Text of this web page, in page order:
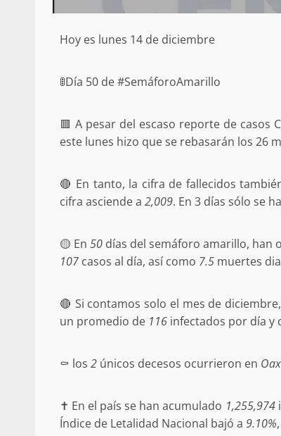
Hoy es lunes 14 de diciembre
🚦Día 50 de #SemáforoAmarillo
🟥 A pesar del escaso reporte de casos
este lunes hizo que se rebasarán los 26
🔴 En tanto, la cifra de fallecidos
cifra asciende a 2,009. En 3 días sólo se
🟡 En50 días del semáforo amarillo, han
107 casos al día, así como 7.5 muertes
🔴 Si contamos solo el mes de
un promedio de 116 infectados por día y
⚰️ los 2 únicos decesos ocurrieron en
✝️ En el país se han acumulado 1,255,974
Índice de Letalidad Nacional bajó a 9.10%
ANUNCIA SENADOR
REFORMA
MATERIA DE PENSIONES
altura del puente
Tapanatepec